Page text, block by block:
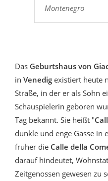
Montenegro
Das Geburtshaus von
in Venedig existiert heute
Straße, in der er als Sohn
Schauspielerin geboren
Tag bekannt. Sie heißt "
dunkle und enge Gasse in
früher die Calle della
darauf hindeutet,
Zeitgenossen gewesen zu